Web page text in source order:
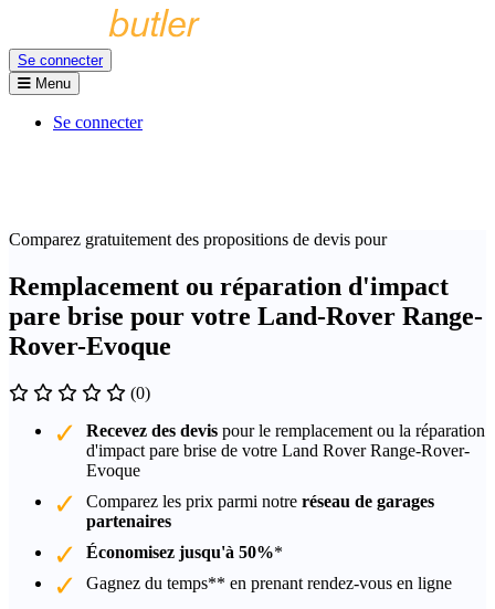
Se connecter
Menu
Se connecter
Comparez gratuitement des propositions de devis pour
Remplacement ou réparation d'impact
pare brise pour votre Land-Rover Range-
Rover-Evoque
(0)
Recevez des devis pour le remplacement ou la réparation
d'impact pare brise de votre Land Rover Range-Rover-
Evoque
Comparez les prix parmi notre réseau de garages
partenaires
Économisez jusqu'à 50%*
Gagnez du temps** en prenant rendez-vous en ligne